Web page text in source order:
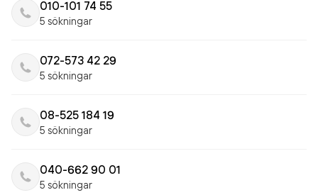
010-101 74 55
5 sökningar
072-573 42 29
5 sökningar
08-525 184 19
5 sökningar
040-662 90 01
5 sökningar